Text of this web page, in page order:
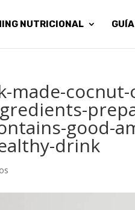
NUTRICIONAL
made-
good-
drink